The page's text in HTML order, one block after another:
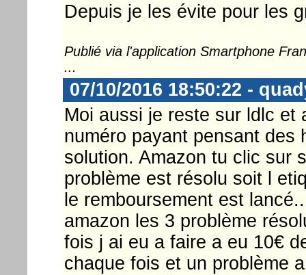
Depuis je les évite pour les
Publié via l'application Smartphone
...
07/10/2016 18:50:22 -
Moi aussi je reste sur ldlc et
numéro payant pensant des
solution. Amazon tu clic sur
problème est résolu soit l
le remboursement est
amazon les 3 problème
fois j ai eu a faire a eu 10€
chaque fois et un problème